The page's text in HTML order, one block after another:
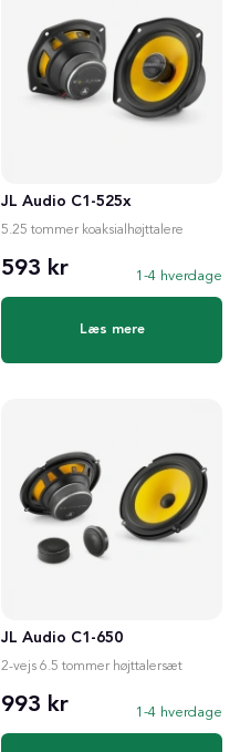
JL Audio C1-525x
5.25 tommer koaksialhøjttalere
593 kr 1-4 hverdage
Læs mere
JL Audio C1-650
2-vejs 6.5 tommer højttalersæt
993 kr 1-4 hverdage